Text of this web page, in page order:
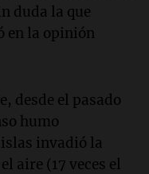
duda la que
en la opinión
desde el pasado
humo
invadió la
aire (17 veces el